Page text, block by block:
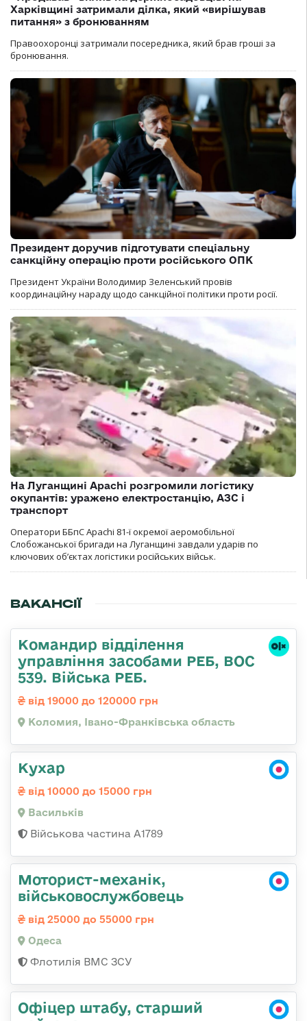
Харківщині затримали ділка, який «вирішував
питання» з бронюванням
Правоохоронці затримали посередника, який брав гроші за
бронювання.
Президент доручив підготувати спеціальну
санкційну операцію проти російського ОПК
Президент України Володимир Зеленський провів
координаційну нараду щодо санкційної політики проти росії.
На Луганщині Apachi розгромили логістику
окупантів: уражено електростанцію, АЗС і
транспорт
Оператори ББпС Apachi 81-ї окремої аеромобільної
Слобожанської бригади на Луганщині завдали ударів по
ключових об’єктах логістики російських військ.
ВАКАНСІЇ
Командир відділення
управління засобами РЕБ, ВОС
539. Війська РЕБ.
від 19000 до 120000 грн
Коломия, Івано-Франківська область
Кухар
від 10000 до 15000 грн
Васильків
Військова частина А1789
Моторист-механік,
військовослужбовець
від 25000 до 55000 грн
Одеса
Флотилія ВМС ЗСУ
Офіцер штабу, старший